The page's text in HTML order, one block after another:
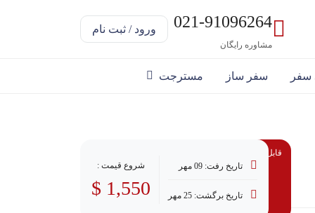
021-91096264
مشاوره رایگان
ورود / ثبت نام
سفر سفر ساز مسترجت
قابل پرداخت با وام
تاریخ رفت: 09 مهر
تاریخ برگشت: 25 مهر
شروع قیمت :
1,550 $